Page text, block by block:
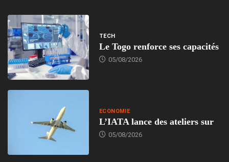
TECH
Le Togo renforce ses capacités
05/08/2026
ECONOMIE
L’IATA lance des ateliers sur
05/08/2026